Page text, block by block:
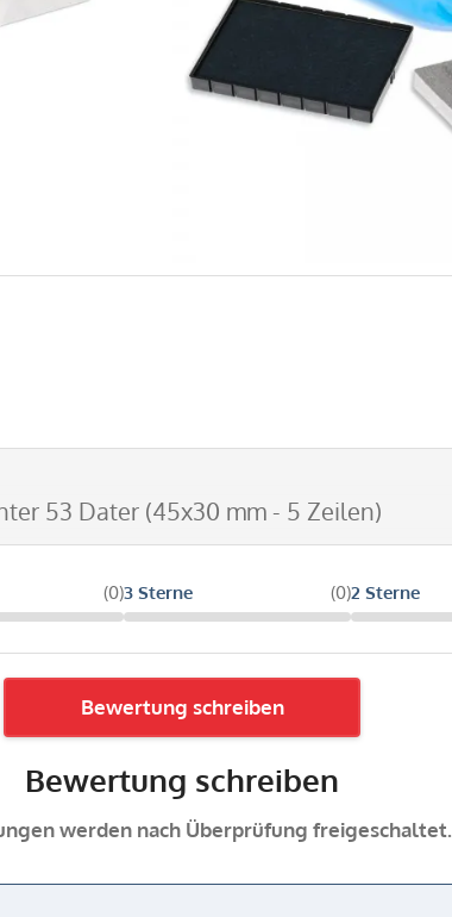
53 Dater (45x30 mm - 5 Zeilen)
(0)3 Sterne (0)2 Sterne
Bewertung schreiben
Bewertung schreiben
werden nach Überprüfung freigeschaltet.